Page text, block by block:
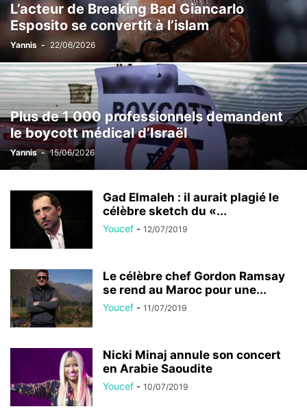
L’acteur de Breaking Bad Giancarlo
Esposito se convertit à l’islam
Yannis - 22/06/2026
Plus de 1 000 professionnels demandent
le boycott médical d’Israël
Yannis - 15/06/2026
Gad Elmaleh : il aurait plagié le
célèbre sketch du «...
Youcef - 12/07/2019
Le célèbre chef Gordon Ramsay
se rend au Maroc pour une...
Youcef - 11/07/2019
Nicki Minaj annule son concert
en Arabie Saoudite
Youcef - 10/07/2019